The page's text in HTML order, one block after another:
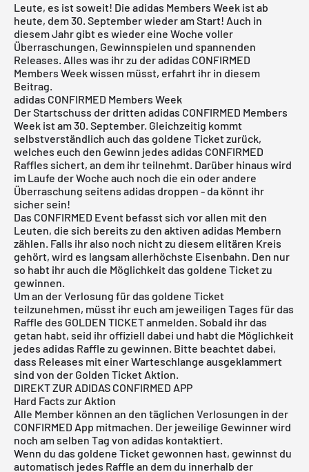
Leute, es ist soweit! Die adidas Members Week ist ab
heute, dem 30. September wieder am Start! Auch in
diesem Jahr gibt es wieder eine Woche voller
Überraschungen, Gewinnspielen und spannenden
Releases. Alles was ihr zu der adidas CONFIRMED
Members Week wissen müsst, erfahrt ihr in diesem
Beitrag.
adidas CONFIRMED Members Week
Der Startschuss der dritten adidas CONFIRMED Members
Week ist am 30. September. Gleichzeitig kommt
selbstverständlich auch das goldene Ticketzurück,
welches euch den Gewinn jedes adidas CONFIRMED
Raffles sichert, an dem ihr teilnehmt. Darüber hinaus wird
im Laufe der Woche auch noch die ein oder andere
Überraschung seitens adidas droppen - da könnt ihr
sicher sein!
Das CONFIRMED Event befasst sich vor allen mit den
Leuten, die sich bereits zu den aktiven adidas Membern
zählen. Falls ihr also noch nicht zu diesem elitären Kreis
gehört, wird es langsam allerhöchste Eisenbahn. Den nur
so habt ihr auch die Möglichkeit das goldene Ticket zu
gewinnen.
Um an der Verlosung für das goldene Ticket
teilzunehmen, müsst ihr euch am jeweiligen Tages für das
Raffle des GOLDEN TICKET anmelden. Sobald ihr das
getan habt, seid ihr offiziell dabei und habt die Möglichkeit
jedes adidas Raffle zu gewinnen. Bitte beachtet dabei,
dass Releases mit einer Warteschlange ausgeklammert
sind von der Golden Ticket Aktion.
DIREKT ZUR ADIDAS CONFIRMED APP
Hard Facts zur Aktion
Alle Member können an den täglichen Verlosungen in der
CONFIRMED App mitmachen. Der jeweilige Gewinner wird
noch am selben Tag von adidas kontaktiert.
Wenn du das goldene Ticket gewonnen hast, gewinnst du
automatisch jedes Raffle an dem du innerhalb der